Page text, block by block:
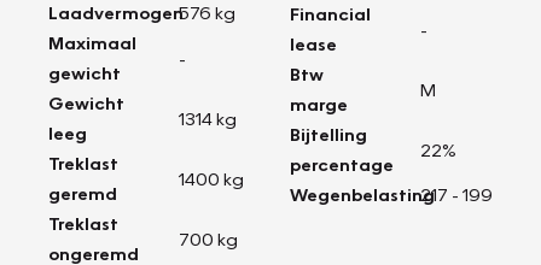
Laadvermogen576 kg
Maximaal
gewicht
-
Gewicht
leeg
1314 kg
Treklast
geremd
1400 kg
Treklast
ongeremd
700 kg
Financial
lease
-
Btw
marge
M
Bijtelling
percentage
22%
Wegenbelasting217 - 199